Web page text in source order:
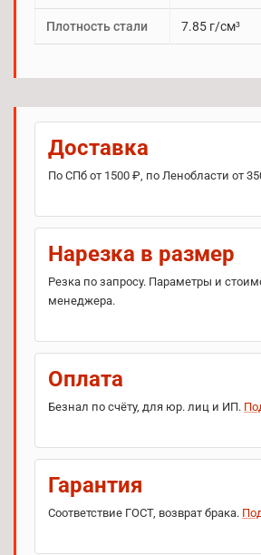
Плотность стали 7.85 г/см³
Доставка
По СПб от 1500 ₽, по Ленобласти от
Нарезка в размер
Резка по запросу. Параметры и
менеджера.
Оплата
Безнал по счёту, для юр. лиц и ИП.
Гарантия
Соответствие ГОСТ, возврат брака.